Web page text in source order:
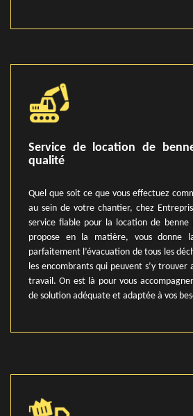
Service de location de
qualité
Quel que soit ce que vous effectuez
au sein de votre chantier, chez
service fiable pour la location de benne
propose en la matière, vous donne
parfaitement l’évacuation de tous les
les encombrants qui peuvent s’y trouver
travail. On est là pour vous
de solution adéquate et adaptée à vos